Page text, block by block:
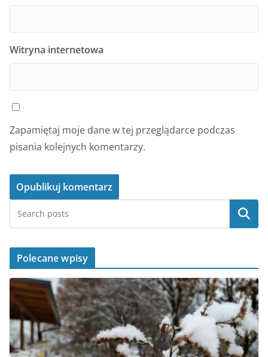
Witryna internetowa
Zapamiętaj moje dane w tej przeglądarce podczas
pisania kolejnych komentarzy.
Szukaj
Polecane wpisy